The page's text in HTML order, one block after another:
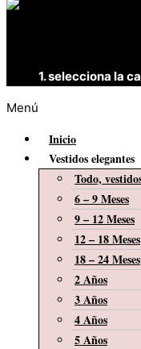
1. selecciona la
Menú
Inicio
Vestidos elegantes
Todo,
6 – 9 Meses
9 – 12 Meses
12 – 18 Meses
18 – 24 Meses
2 Años
3 Años
4 Años
5 Años